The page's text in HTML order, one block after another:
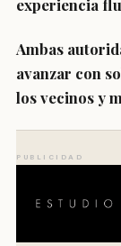
experiencia
Ambas
avanzar con
los vecinos y
PUBLICIDAD